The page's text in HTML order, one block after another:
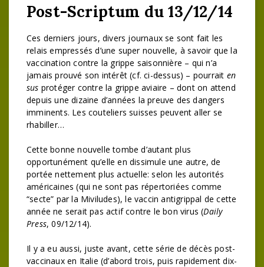
Post-Scriptum du 13/12/14
Ces derniers jours, divers journaux se sont fait les
relais empressés d’une super nouvelle, à savoir que la
vaccination contre la grippe saisonnière – qui n’a
jamais prouvé son intérêt (cf. ci-dessus) – pourrait en
sus protéger contre la grippe aviaire – dont on attend
depuis une dizaine d’années la preuve des dangers
imminents. Les couteliers suisses peuvent aller se
rhabiller…
Cette bonne nouvelle tombe d’autant plus
opportunément qu’elle en dissimule une autre, de
portée nettement plus actuelle: selon les autorités
américaines (qui ne sont pas répertoriées comme
“secte” par la Miviludes), le vaccin antigrippal de cette
année ne serait pas actif contre le bon virus (Daily
Press, 09/12/14).
Il y a eu aussi, juste avant, cette série de décès post-
vaccinaux en Italie (d’abord trois, puis rapidement dix-